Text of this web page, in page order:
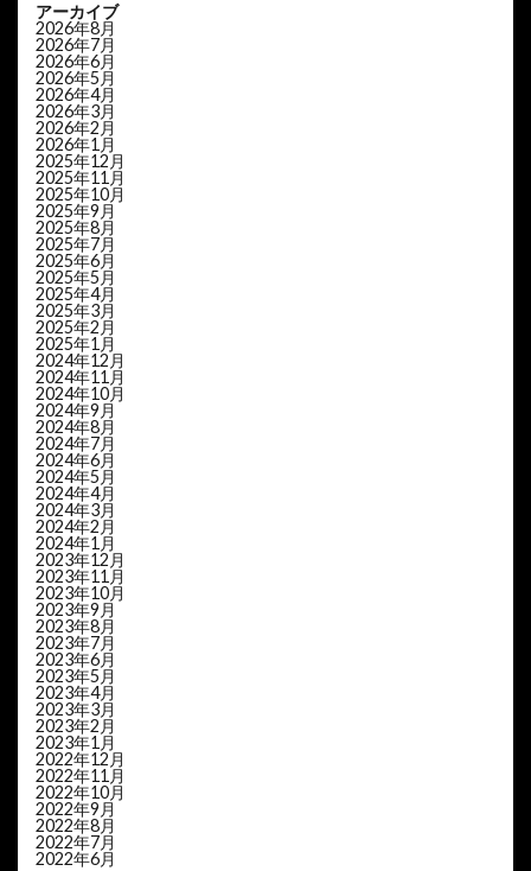
アーカイブ
2026年8月
2026年7月
2026年6月
2026年5月
2026年4月
2026年3月
2026年2月
2026年1月
2025年12月
2025年11月
2025年10月
2025年9月
2025年8月
2025年7月
2025年6月
2025年5月
2025年4月
2025年3月
2025年2月
2025年1月
2024年12月
2024年11月
2024年10月
2024年9月
2024年8月
2024年7月
2024年6月
2024年5月
2024年4月
2024年3月
2024年2月
2024年1月
2023年12月
2023年11月
2023年10月
2023年9月
2023年8月
2023年7月
2023年6月
2023年5月
2023年4月
2023年3月
2023年2月
2023年1月
2022年12月
2022年11月
2022年10月
2022年9月
2022年8月
2022年7月
2022年6月